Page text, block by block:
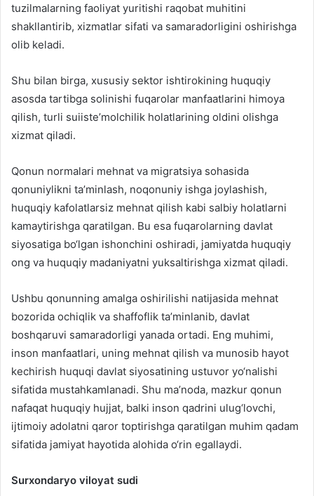
tuzilmalarning faoliyat yuritishi raqobat muhitini
shakllantirib, xizmatlar sifati va samaradorligini oshirishga
olib keladi.
Shu bilan birga, xususiy sektor ishtirokining huquqiy
asosda tartibga solinishi fuqarolar manfaatlarini himoya
qilish, turli suiiste’molchilik holatlarining oldini olishga
xizmat qiladi.
Qonun normalari mehnat va migratsiya sohasida
qonuniylikni ta’minlash, noqonuniy ishga joylashish,
huquqiy kafolatlarsiz mehnat qilish kabi salbiy holatlarni
kamaytirishga qaratilgan. Bu esa fuqarolarning davlat
siyosatiga bo‘lgan ishonchini oshiradi, jamiyatda huquqiy
ong va huquqiy madaniyatni yuksaltirishga xizmat qiladi.
Ushbu qonunning amalga oshirilishi natijasida mehnat
bozorida ochiqlik va shaffoflik ta’minlanib, davlat
boshqaruvi samaradorligi yanada ortadi. Eng muhimi,
inson manfaatlari, uning mehnat qilish va munosib hayot
kechirish huquqi davlat siyosatining ustuvor yo‘nalishi
sifatida mustahkamlanadi. Shu ma’noda, mazkur qonun
nafaqat huquqiy hujjat, balki inson qadrini ulug‘lovchi,
ijtimoiy adolatni qaror toptirishga qaratilgan muhim qadam
sifatida jamiyat hayotida alohida o‘rin egallaydi.
Surxondaryo viloyat sudi